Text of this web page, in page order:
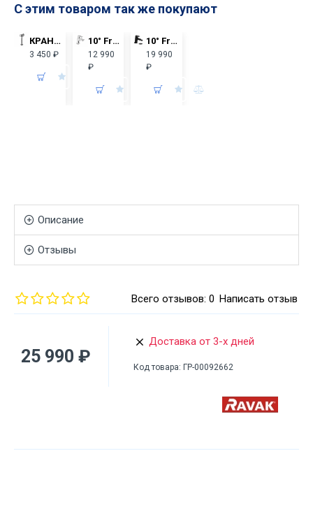
С этим товаром так же покупают
КРАН для писсуара ГАЛА Santek нажимной 1WH302089
3 450 ₽
10° Free Смеситель для умывальника TD F 012.00/140 X070127, без д/к
12 990
₽
10° Free black Смеситель для биде TD F 055.20 X070155, с д/к
19 990
₽
Описание
Отзывы
Всего отзывов: 0 Написать отзыв
25 990 ₽
Доставка от 3-х дней
Код товара: ГР-00092662